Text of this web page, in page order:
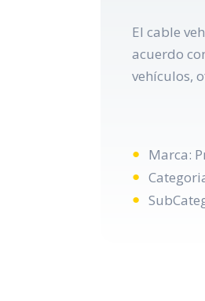
El cable
acuerdo
vehículos,
Marca: